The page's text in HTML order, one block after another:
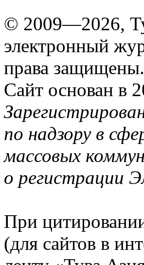
© 2009—2026,
электронный
права защищены.
Сайт основан в
по надзору в
массовых
о регистрации
При
(для сайтов в